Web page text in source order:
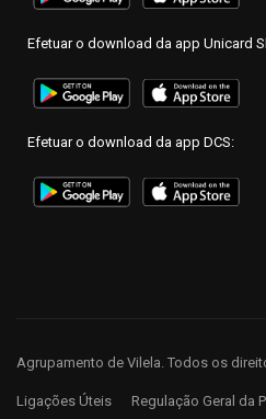
Efetuar o download da app Unicard
Efetuar o download da app DCS:
Agrupamento de Vilela. Todos os
Ligações Úteis Regulação Geral da